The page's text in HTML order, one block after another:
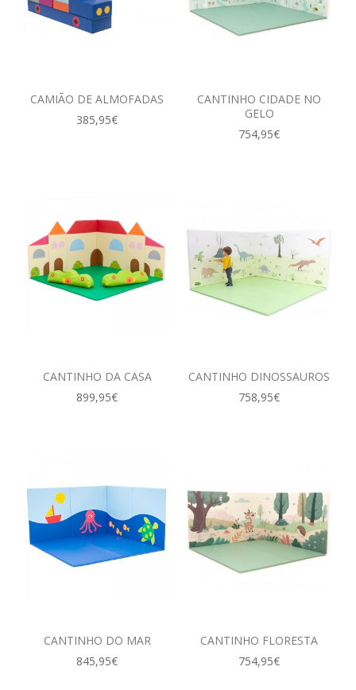
EMOÇÕES
LOGICO PRIMO
LOGICO MAXIMO
CONTACTOS
CAMIÃO DE ALMOFADAS
385,95€
CANTINHO CIDADE NO
GELO
754,95€
CANTINHO DA CASA
899,95€
CANTINHO DINOSSAUROS
758,95€
CANTINHO DO MAR
845,95€
CANTINHO FLORESTA
754,95€